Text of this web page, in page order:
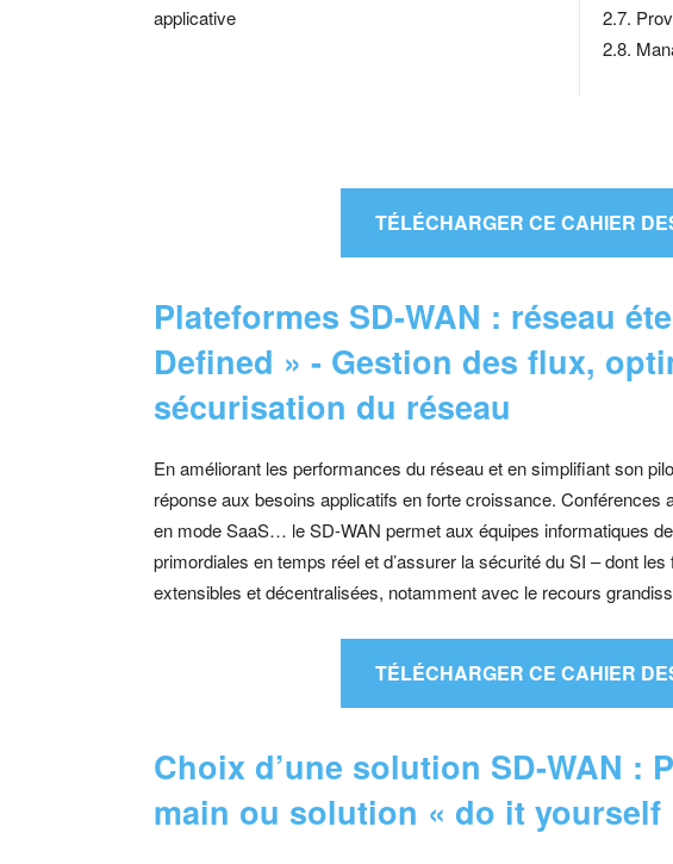
applicative
2.7.
2.8.
TÉLÉCHARGER CE CAHIER
Plateformes SD-WAN : réseau
Defined » - Gestion des flux,
sécurisation du réseau
En améliorant les performances du réseau et en simplifiant son
réponse aux besoins applicatifs en forte croissance. Conférences
en mode SaaS… le SD-WAN permet aux équipes informatiques
primordiales en temps réel et d’assurer la sécurité du SI – dont
extensibles et décentralisées, notamment avec le recours
TÉLÉCHARGER CE CAHIER
Choix d’une solution SD-WAN :
main ou solution « do it yourself